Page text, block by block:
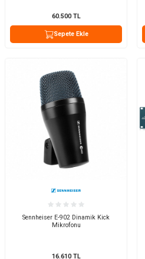
60.500TL
Sepete Ekle
Sennheiser E-902 Dinamik Kick
Mikrofonu
16.610TL